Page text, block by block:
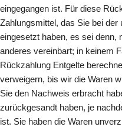
eingegangen ist. Für diese
Zahlungsmittel, das Sie bei
eingesetzt haben, es sei denn,
anderes vereinbart; in keinem
Rückzahlung Entgelte
verweigern, bis wir die Waren
Sie den Nachweis erbracht
zurückgesandt haben, je
ist. Sie haben die Waren